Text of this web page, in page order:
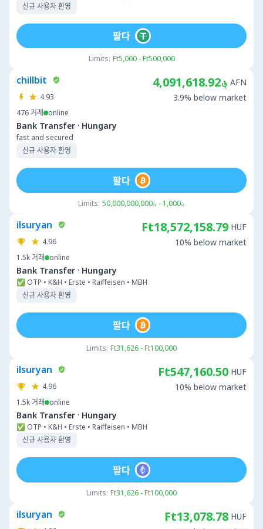
신규 사용자 환영
Limits: Ft5,000 - Ft500,000
팔다
chillbit
4.93
476 거래 online
Bank Transfer · Hungary
fast and secured
신규 사용자 환영
؋4,091,618.92 AFN
3.9% below market
Limits: ؋1,000 - ؋50,000,000,000
팔다
ilsuryan
4.96
1.5k 거래 online
Bank Transfer · Hungary
✅ OTP • K&H • Erste • Raiffeisen • MBH
신규 사용자 환영
Ft18,572,158.79 HUF
10% below market
Limits: Ft31,626 - Ft100,000
팔다
ilsuryan
4.96
1.5k 거래 online
Bank Transfer · Hungary
✅ OTP • K&H • Erste • Raiffeisen • MBH
신규 사용자 환영
Ft547,160.50 HUF
10% below market
Limits: Ft31,626 - Ft100,000
팔다
ilsuryan Ft13,078.78 HUF